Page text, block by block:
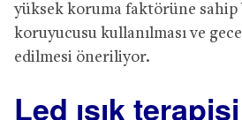
yüksek koruma faktörüne sahip
koruyucusu kullanılması ve
edilmesi öneriliyor.
Led ışık terapisi